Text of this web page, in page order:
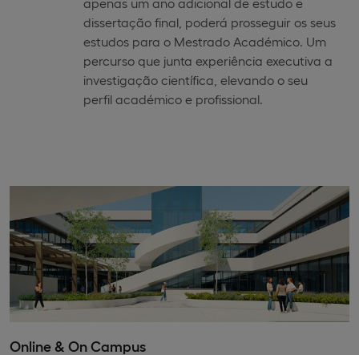
dissertação final, poderá prosseguir os seus
estudos para o Mestrado Académico. Um
percurso que junta experiência executiva a
investigação científica, elevando o seu
perfil académico e profissional.
Online & On Campus